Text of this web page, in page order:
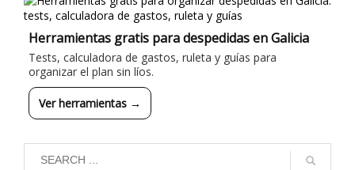
Herramientas gratis para despedidas en Galicia
Tests, calculadora de gastos, ruleta y guías para
organizar el plan sin líos.
Ver herramientas →